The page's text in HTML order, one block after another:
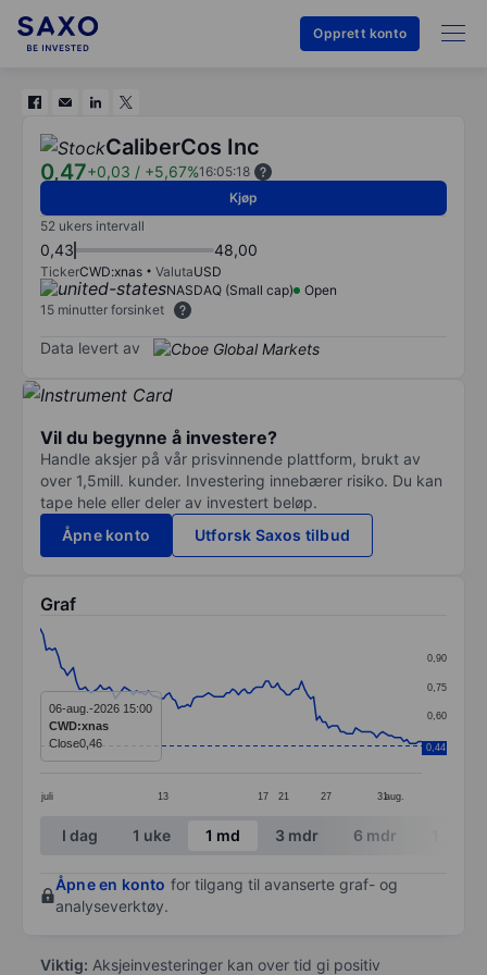
Opprett konto
CaliberCos Inc
0,47+0,03 / +5,67%16:05:18
Kjøp
52 ukers intervall
0,43 48,00
TickerCWD:xnas ValutaUSD
NASDAQ (Small cap)
Open
15 minutter forsinket
Data levert av
Vil du begynne å investere?
Handle aksjer på vår prisvinnende plattform, brukt av
over 1,5mill. kunder. Investering innebærer risiko. Du kan
tape hele eller deler av investert beløp.
Åpne konto
Utforsk Saxos tilbud
Graf
Line chart with 128 data points.
The chart has 1 X axis displaying categories.
The chart has 1 Y axis displaying values. Data
juli 13 17 21 27 31aug.
0,45
0,60
0,75
0,90
0,44
06-aug.-2026 15:00
CWD:xnas
Close0,46
End of interactive chart.
I dag 1 uke 1 md 3 mdr 6 mdr
Åpne en konto for tilgang til avanserte graf- og
analyseverktøy.
Viktig: Aksjeinvesteringer kan over tid gi positiv